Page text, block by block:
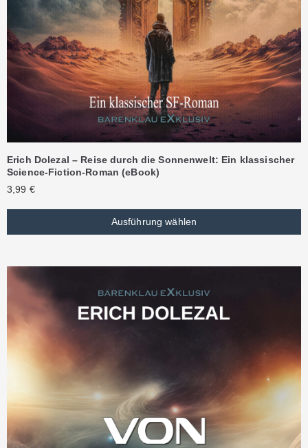
Erich Dolezal – Reise durch die Sonnenwelt: Ein klassischer
Science-Fiction-Roman (eBook)
3,99 €
Ausführung wählen